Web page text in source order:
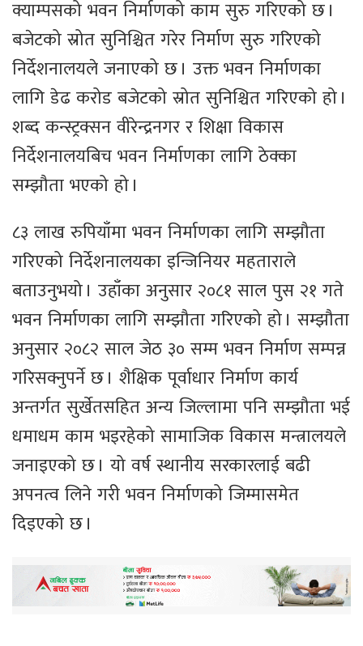
क्याम्पसको भवन निर्माणको काम सुरु गरिएको छ ।
बजेटको स्रोत सुनिश्चित गरेर निर्माण सुरु गरिएको
निर्देशनालयले जनाएको छ । उक्त भवन निर्माणका
लागि डेढ करोड बजेटको स्रोत सुनिश्चित गरिएको हो ।
शब्द कन्स्ट्रक्सन वीरेन्द्रनगर र शिक्षा विकास
निर्देशनालयबिच भवन निर्माणका लागि ठेक्का
सम्झौता भएको हो ।
८३ लाख रुपियाँमा भवन निर्माणका लागि सम्झौता
गरिएको निर्देशनालयका इन्जिनियर महताराले
बताउनुभयो । उहाँका अनुसार २०८१ साल पुस २१ गते
भवन निर्माणका लागि सम्झौता गरिएको हो । सम्झौता
अनुसार २०८२ साल जेठ ३० सम्म भवन निर्माण सम्पन्न
गरिसक्नुपर्ने छ । शैक्षिक पूर्वाधार निर्माण कार्य
अन्तर्गत सुर्खेतसहित अन्य जिल्लामा पनि सम्झौता भई
धमाधम काम भइरहेको सामाजिक विकास मन्त्रालयले
जनाइएको छ । यो वर्ष स्थानीय सरकारलाई बढी
अपनत्व लिने गरी भवन निर्माणको जिम्मासमेत
दिइएको छ ।